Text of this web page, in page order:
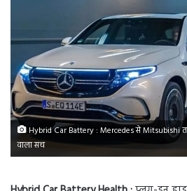
Hybrid Car Battery : Mercedes से Mitsubishi
वाला सच